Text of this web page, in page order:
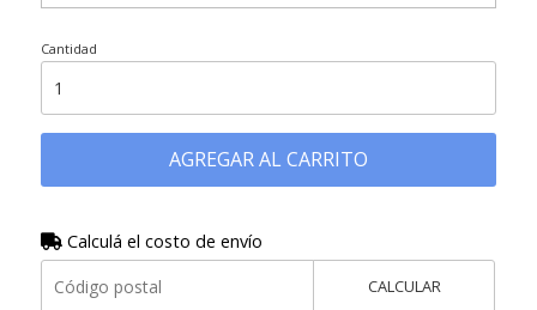
Cantidad
AGREGAR AL CARRITO
Calculá el costo de envío
CALCULAR